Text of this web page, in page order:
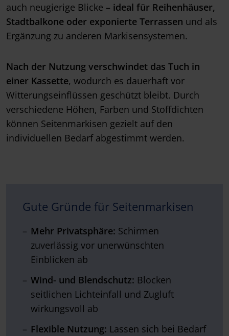
auch neugierige Blicke – ideal für Reihenhäuser,
Stadtbalkone oder exponierte Terrassen und als
Ergänzung zu anderen Markisensystemen.
Nach der Nutzung verschwindet das Tuch in
einer Kassette, wodurch es dauerhaft vor
Witterungseinflüssen geschützt bleibt. Durch
verschiedene Höhen, Farben und Stoffdichten
können Seitenmarkisen gezielt auf den
individuellen Bedarf abgestimmt werden.
Gute Gründe für Seitenmarkisen
Mehr Privatsphäre: Schirmen
zuverlässig vor unerwünschten
Einblicken ab
Wind- und Blendschutz: Blocken
seitlichen Lichteinfall und Zugluft
wirkungsvoll ab
Flexible Nutzung: Lassen sich bei Bedarf